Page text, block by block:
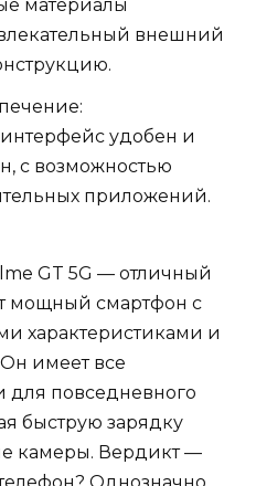
материалы
внешний
удобен и
с возможностью
приложений.
GT 5G — отличный
мощный смартфон с
характеристиками и
имеет все
повседневного
быструю зарядку
камеры. Вердикт —